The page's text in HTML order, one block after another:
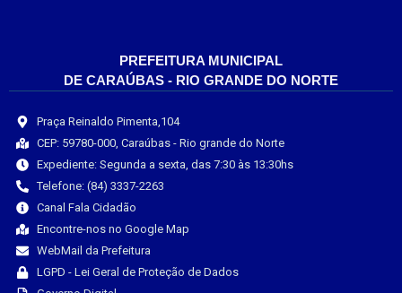
PREFEITURA MUNICIPAL
DE CARAÚBAS - RIO GRANDE DO NORTE
Praça Reinaldo Pimenta,104
CEP: 59780-000, Caraúbas - Rio grande do Norte
Expediente: Segunda a sexta, das 7:30 às 13:30hs
Telefone: (84) 3337-2263
Canal Fala Cidadão
Encontre-nos no Google Map
WebMail da Prefeitura
LGPD - Lei Geral de Proteção de Dados